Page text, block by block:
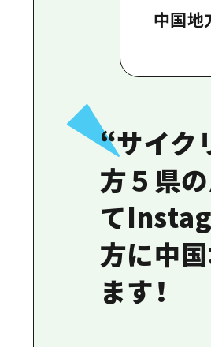
中国地
“サイク
方５県
て
方に中
ます！